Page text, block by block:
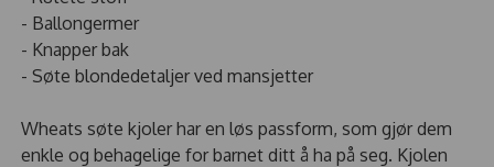
- Ballongermer
- Knapper bak
- Søte blondedetaljer ved mansjetter
Wheats søte kjoler har en løs passform, som gjør dem
enkle og behagelige for barnet ditt å ha på seg. Kjolen